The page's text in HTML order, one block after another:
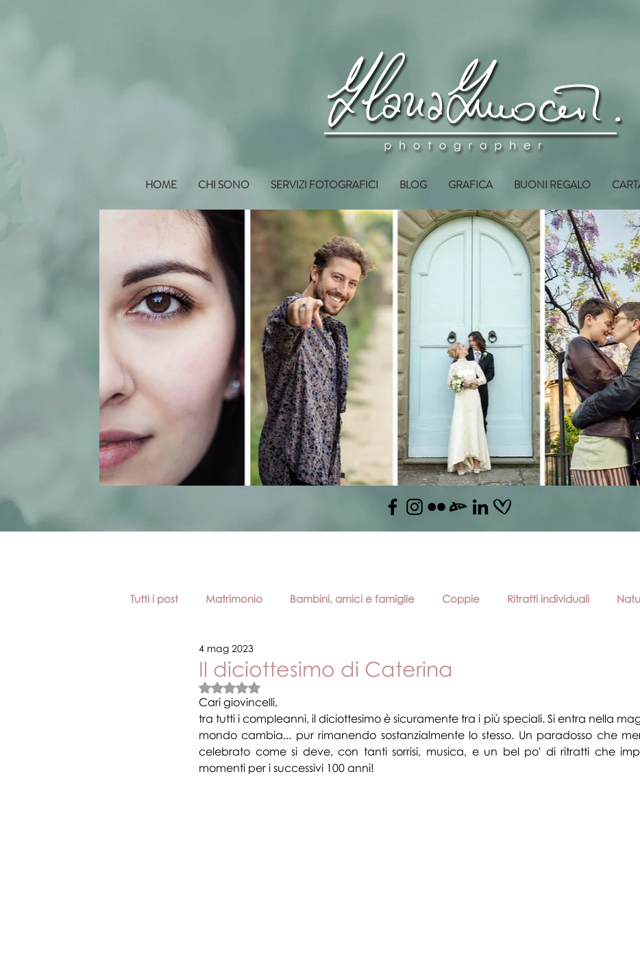
HOME CHI SONO SERVIZI FOTOGRAFICI BLOG GRAFICA BUONI REGALO
Tutti i post Matrimonio Bambini, amici e famiglie Coppie Ritratti individuali
Novità e promozioni
Il diciottesimo di Caterina
4 mag 2023
Valutazione NaN stelle su 5.
Cari giovincelli,
tra tutti i compleanni, il diciottesimo è sicuramente tra i più speciali. Si entra nella
mondo cambia... pur rimanendo sostanzialmente lo stesso. Un paradosso che
celebrato come si deve, con tanti sorrisi, musica, e un bel po' di ritratti che
momenti per i successivi 100 anni!